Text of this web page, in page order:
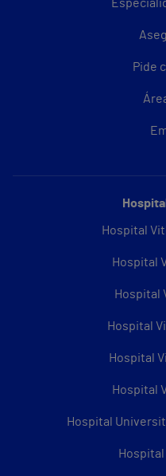
Pide
Hospital
Hospital
Hospital
Hospital
Hospital
Hospital
Hospital